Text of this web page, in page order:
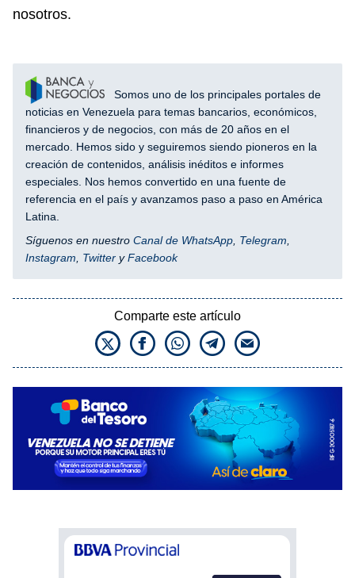
nosotros.
Somos uno de los principales portales de
noticias en Venezuela para temas bancarios, económicos,
financieros y de negocios, con más de 20 años en el
mercado. Hemos sido y seguiremos siendo pioneros en la
creación de contenidos, análisis inéditos e informes
especiales. Nos hemos convertido en una fuente de
referencia en el país y avanzamos paso a paso en América
Latina.
Síguenos en nuestro Canal de WhatsApp, Telegram,
Instagram, Twitter yFacebook
Comparte este artículo